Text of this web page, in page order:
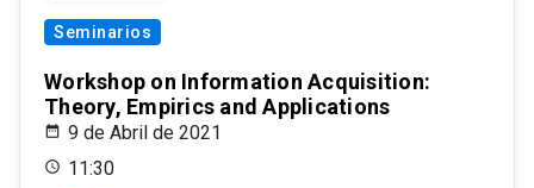
Seminarios
Workshop on Information Acquisition:
Theory, Empirics and Applications
9 de Abril de 2021
11:30